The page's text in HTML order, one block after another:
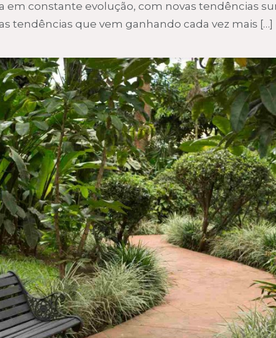
em constante evolução, com novas tendências
tendências que vem ganhando cada vez mais […]